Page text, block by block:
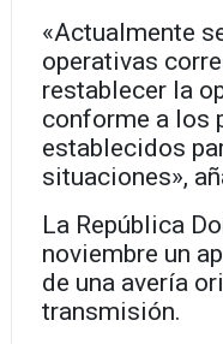
«Actualmente
operativas
restablecer la
conforme a los
establecidos
situaciones»,
La República
noviembre un
de una avería
transmisión.